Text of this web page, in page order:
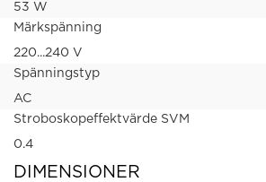
53 W
Märkspänning
220...240 V
Spänningstyp
AC
Stroboskopeffektvärde SVM
0.4
DIMENSIONER